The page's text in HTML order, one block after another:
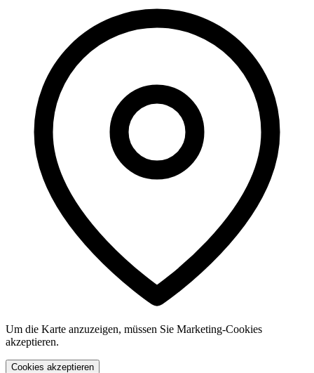
Um die Karte anzuzeigen, müssen Sie Marketing-Cookies
akzeptieren.
Cookies akzeptieren